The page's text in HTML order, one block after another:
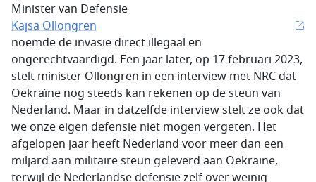
Minister van Defensie
Kajsa Ollongren
noemde de invasie direct illegaal en
ongerechtvaardigd. Een jaar later, op 17 februari 2023,
stelt minister Ollongren in een interview met NRC dat
Oekraïne nog steeds kan rekenen op de steun van
Nederland. Maar in datzelfde interview stelt ze ook dat
we onze eigen defensie niet mogen vergeten. Het
afgelopen jaar heeft Nederland voor meer dan een
miljard aan militaire steun geleverd aan Oekraïne,
terwijl de Nederlandse defensie zelf over weinig